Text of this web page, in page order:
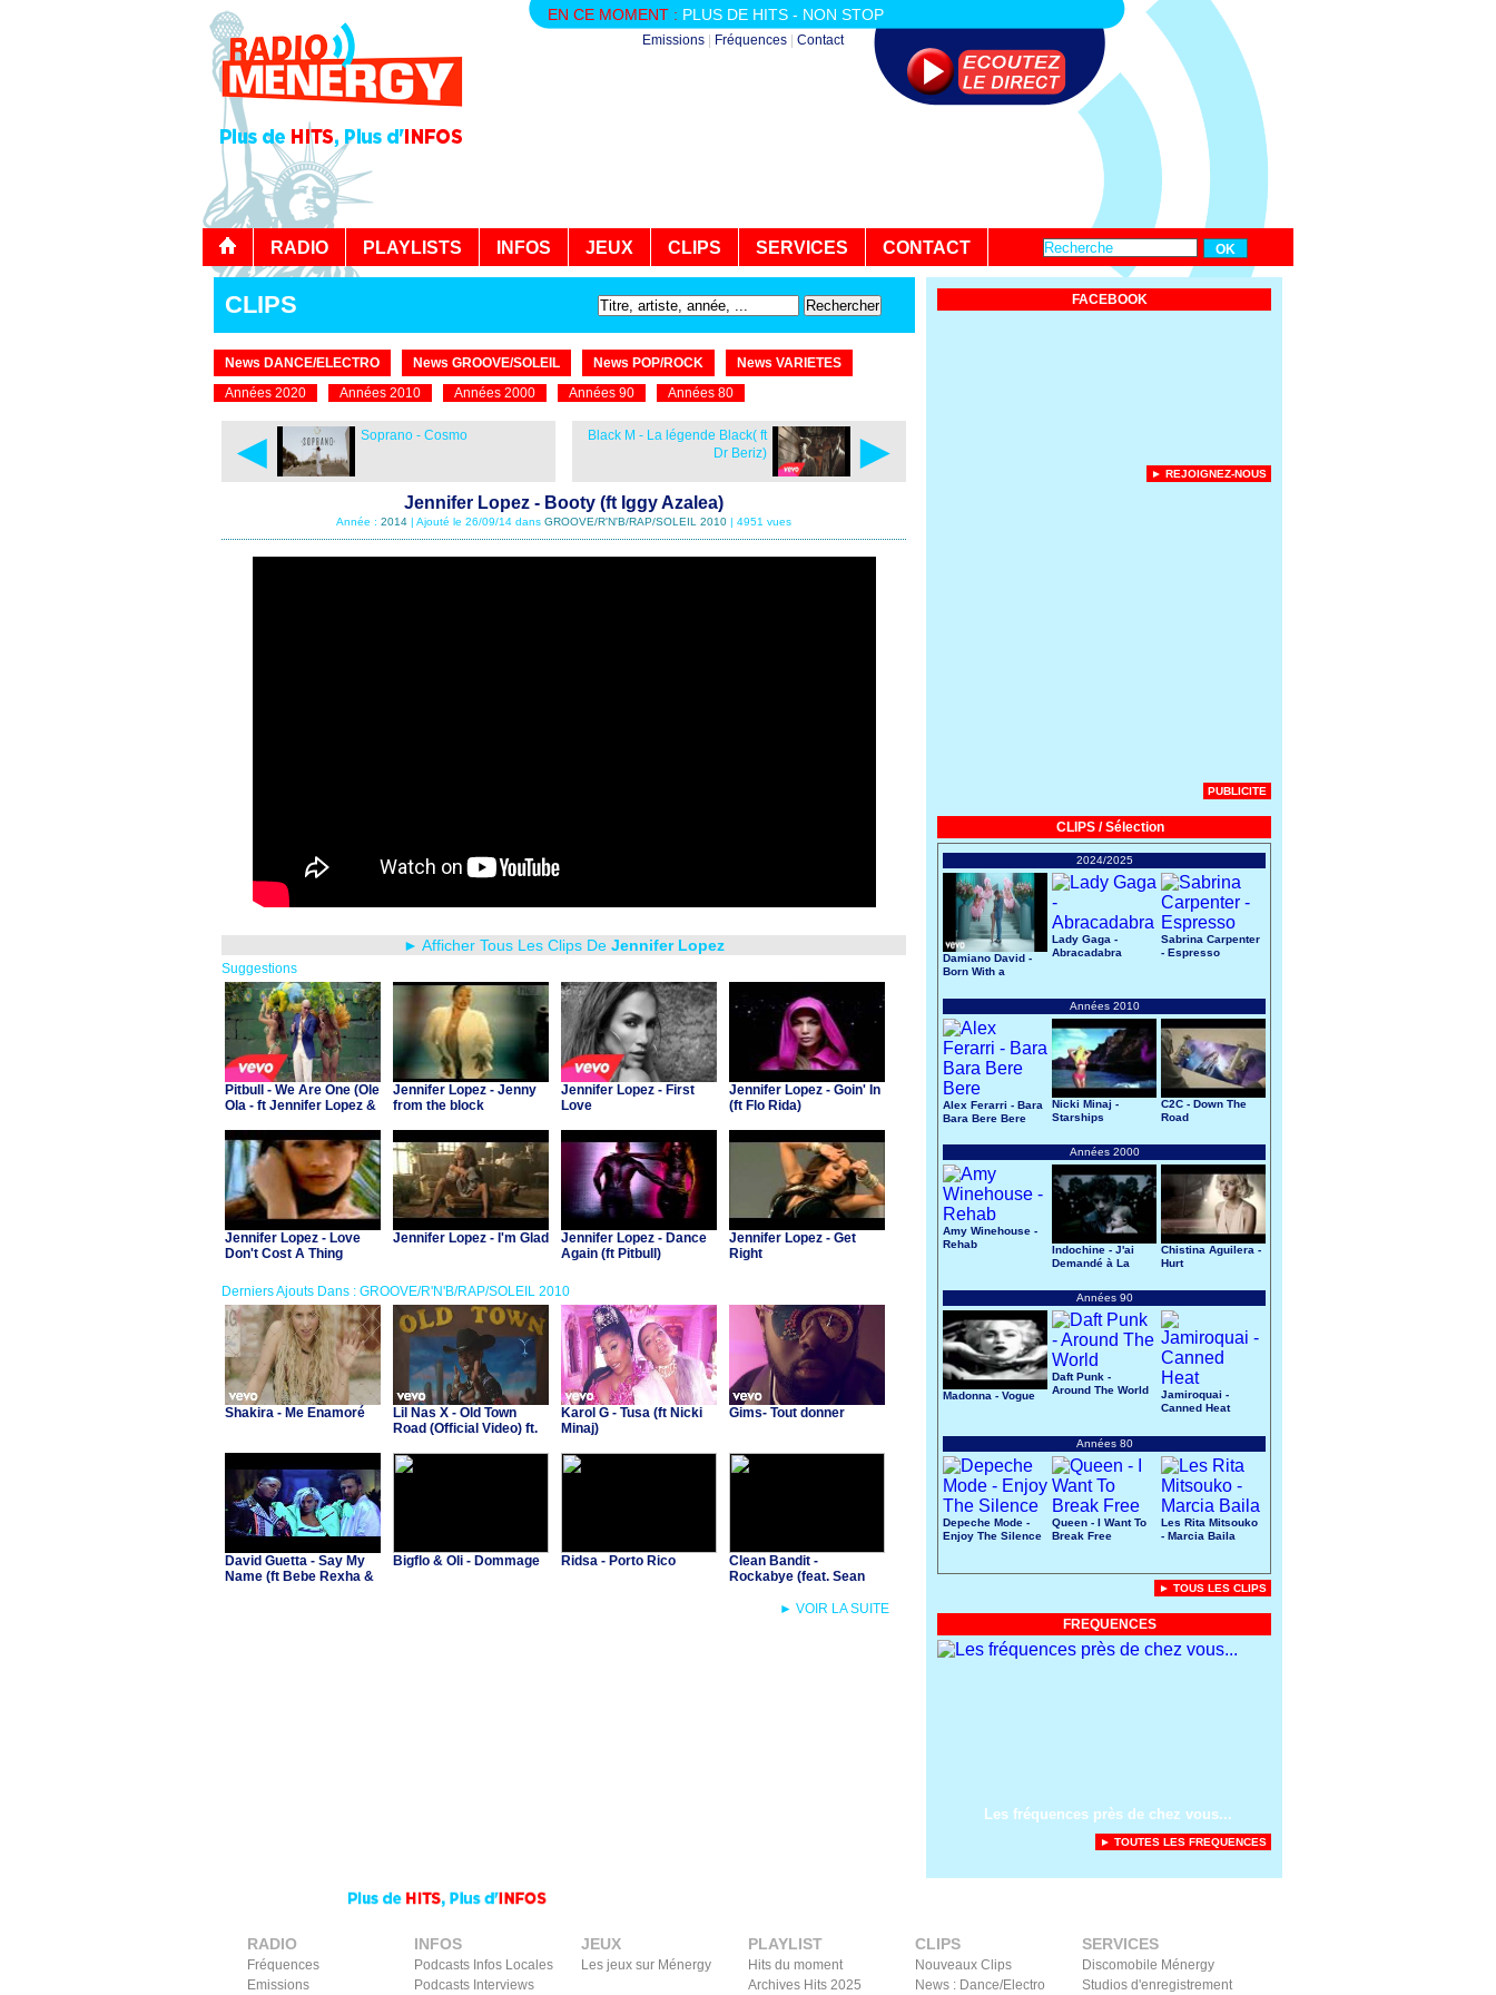
EN CE MOMENT : PLUS DE HITS - NON STOP
Emissions Fréquences Contact
RADIO PLAYLISTS INFOS JEUX CLIPS SERVICES CONTACT
CLIPS
News DANCE/ELECTRO News GROOVE/SOLEIL News POP/ROCK
News VARIETES
Années 2020
Années 2010 Années 2000 Années 90 Années 80
◄ Soprano - Cosmo ►
Black M - La légende Black( ft
Dr Beriz)
Jennifer Lopez - Booty (ft Iggy Azalea)
Année : 2014 | Ajouté le 26/09/14 dans GROOVE/R'N'B/RAP/SOLEIL 2010 | 4951 vues
► Afficher Tous Les Clips De Jennifer Lopez
Suggestions
Pitbull - We Are One (Ole
Ola - ft Jennifer Lopez &
Jennifer Lopez - Jenny
from the block
Jennifer Lopez - First
Love
Jennifer Lopez - Goin' In
(ft Flo Rida)
Jennifer Lopez - Love
Don't Cost A Thing
Jennifer Lopez - I'm Glad
Jennifer Lopez - Dance
Again (ft Pitbull)
Jennifer Lopez - Get
Right
Derniers Ajouts Dans : GROOVE/R'N'B/RAP/SOLEIL 2010
Shakira - Me Enamoré
Lil Nas X - Old Town
Road (Official Video) ft.
Karol G - Tusa (ft Nicki
Minaj)
Gims- Tout donner
David Guetta - Say My
Name (ft Bebe Rexha &
Bigflo & Oli - Dommage Ridsa - Porto Rico
Clean Bandit -
Rockabye (feat. Sean
► VOIR LA SUITE
FACEBOOK
► REJOIGNEZ-NOUS
PUBLICITE
CLIPS / Sélection
2024/2025
Damiano David -
Born With a
Lady Gaga -
Abracadabra
Sabrina Carpenter
- Espresso
Années 2010
Alex Ferarri - Bara
Bara Bere Bere
Nicki Minaj -
Starships
C2C - Down The
Road
Années 2000
Amy Winehouse -
Rehab
Indochine - J'ai
Demandé à La
Chistina Aguilera -
Hurt
Années 90
Madonna - Vogue
Daft Punk -
Around The World
Jamiroquai -
Canned Heat
Années 80
Depeche Mode -
Enjoy The Silence
Queen - I Want To
Break Free
Les Rita Mitsouko
- Marcia Baila
► TOUS LES CLIPS
FREQUENCES
Les fréquences près de chez vous...
► TOUTES LES FREQUENCES
RADIO
Fréquences
Emissions
INFOS
Podcasts Infos Locales
Podcasts Interviews
JEUX
Les jeux sur Ménergy
PLAYLIST
Hits du moment
Archives Hits 2025
CLIPS
Nouveaux Clips
News : Dance/Electro
SERVICES
Discomobile Ménergy
Studios d'enregistrement